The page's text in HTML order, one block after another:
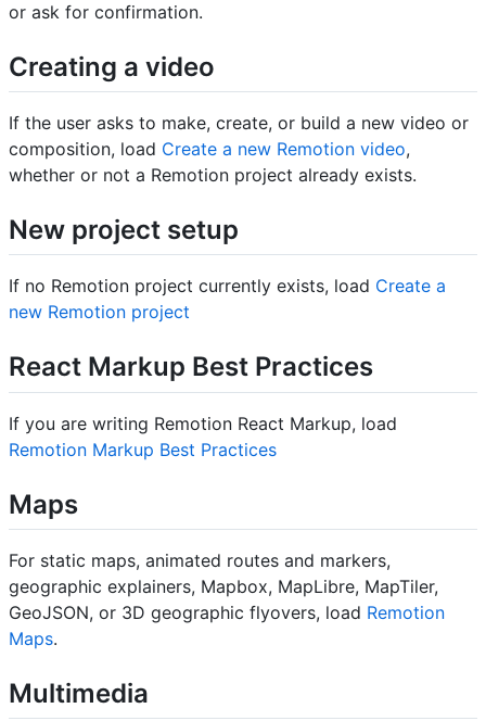
or ask for confirmation.
Creating a video
If the user asks to make, create, or build a new video or
composition, load Create a new Remotion video,
whether or not a Remotion project already exists.
New project setup
If no Remotion project currently exists, load Create a
new Remotion project
React Markup Best Practices
If you are writing Remotion React Markup, load
Remotion Markup Best Practices
Maps
For static maps, animated routes and markers,
geographic explainers, Mapbox, MapLibre, MapTiler,
GeoJSON, or 3D geographic flyovers, load Remotion
Maps.
Multimedia